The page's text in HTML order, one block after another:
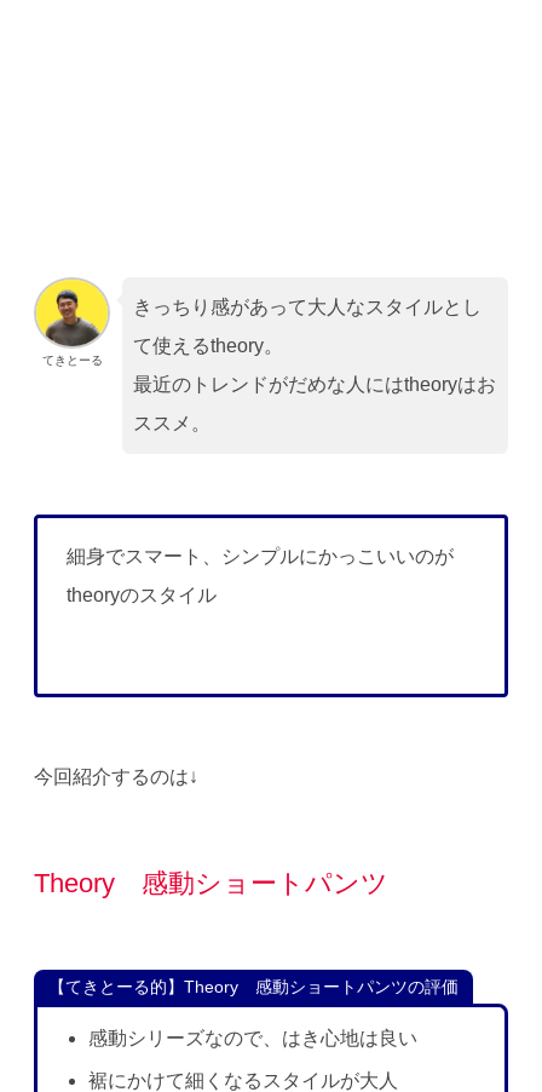
てきとーる
きっちり感があって大人なスタイルとし
て使えるtheory。
最近のトレンドがだめな人にはtheoryはお
ススメ。
細身でスマート、シンプルにかっこいいのが
theoryのスタイル
今回紹介するのは↓
Theory 感動ショートパンツ
【てきとーる的】Theory 感動ショートパンツの評価
感動シリーズなので、はき心地は良い
裾にかけて細くなるスタイルが大人